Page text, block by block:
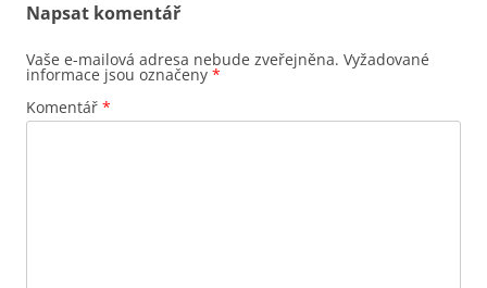
Napsat komentář
Vaše e-mailová adresa nebude zveřejněna. Vyžadované
informace jsou označeny *
Komentář *